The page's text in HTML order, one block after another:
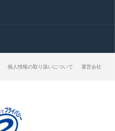
個人情報の取り扱いについて 運営会社